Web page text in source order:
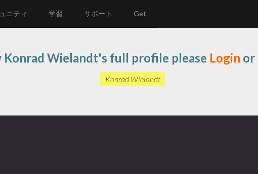
ニティ 学習 サポート Get
Konrad Wielandt's full profile please Login or
Konrad Wielandt